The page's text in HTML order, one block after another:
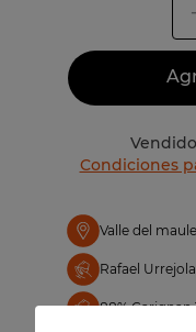
Condiciones
Valle del maule
Rafael Urrejola
88% Carignan